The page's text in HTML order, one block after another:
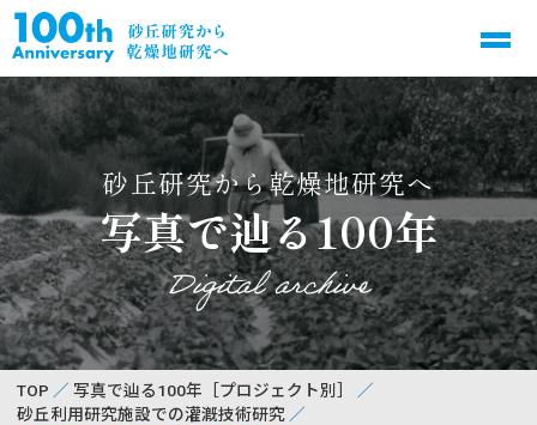
砂丘研究から乾燥地研究へ
写真で辿る100年
Digital archive
TOP
写真で辿る100年［プロジェクト別］
砂丘利用研究施設での灌漑技術研究